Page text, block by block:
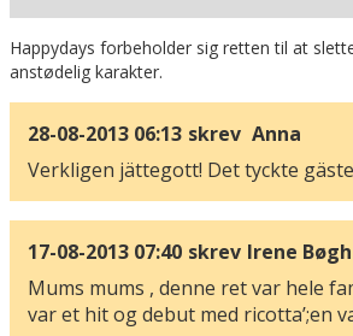
Happydays forbeholder sig retten til at
anstødelig karakter.
28-08-2013 06:13 skrev Anna
Verkligen jättegott! Det tyckte
17-08-2013 07:40 skrev Irene
Mums mums , denne ret var hele
var et hit og debut med ricotta’;en